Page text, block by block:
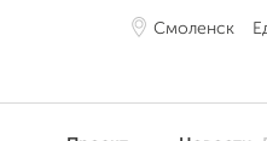
Смоленск